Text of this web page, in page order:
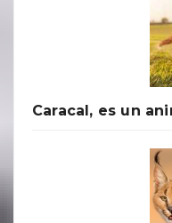
Caracal, es un